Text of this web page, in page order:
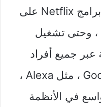
السماعات بتشغيل برامج Netflix على
جهاز Chromecast ، وحتى تشغيل
عبر جميع أفراد
العائلة. مساعد Google ، مثل Alexa ،
في الأنظمة